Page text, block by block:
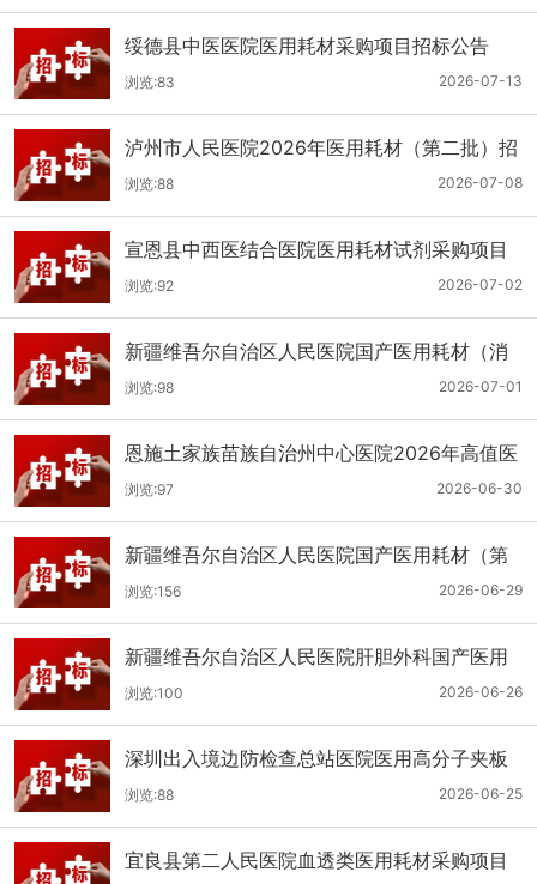
绥德县中医医院医用耗材采购项目招标公告
2026-07-13
浏览:83
泸州市人民医院2026年医用耗材（第二批）招
标公告
2026-07-08
浏览:88
宣恩县中西医结合医院医用耗材试剂采购项目
（消毒、普通耗材）公开招标公告
2026-07-02
浏览:92
新疆维吾尔自治区人民医院国产医用耗材（消
化科氢气检测产品耗材）采购项目单一来源公
示
2026-07-01
浏览:98
恩施土家族苗族自治州中心医院2026年高值医
用耗材（国产）采购项目第二次公开招标公告
2026-06-30
浏览:97
新疆维吾尔自治区人民医院国产医用耗材（第
二十三批）采购项目公开招标公告
2026-06-29
浏览:156
新疆维吾尔自治区人民医院肝胆外科国产医用
耗材采购项目公开招标公告
2026-06-26
浏览:100
深圳出入境边防检查总站医院医用高分子夹板
医用耗材采购项目更正公告
2026-06-25
浏览:88
宜良县第二人民医院血透类医用耗材采购项目